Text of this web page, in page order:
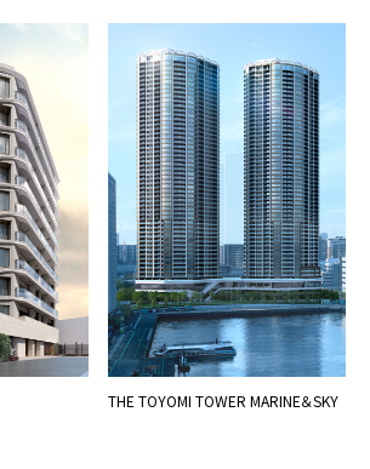
THE TOYOMI TOWER MARINE＆SKY